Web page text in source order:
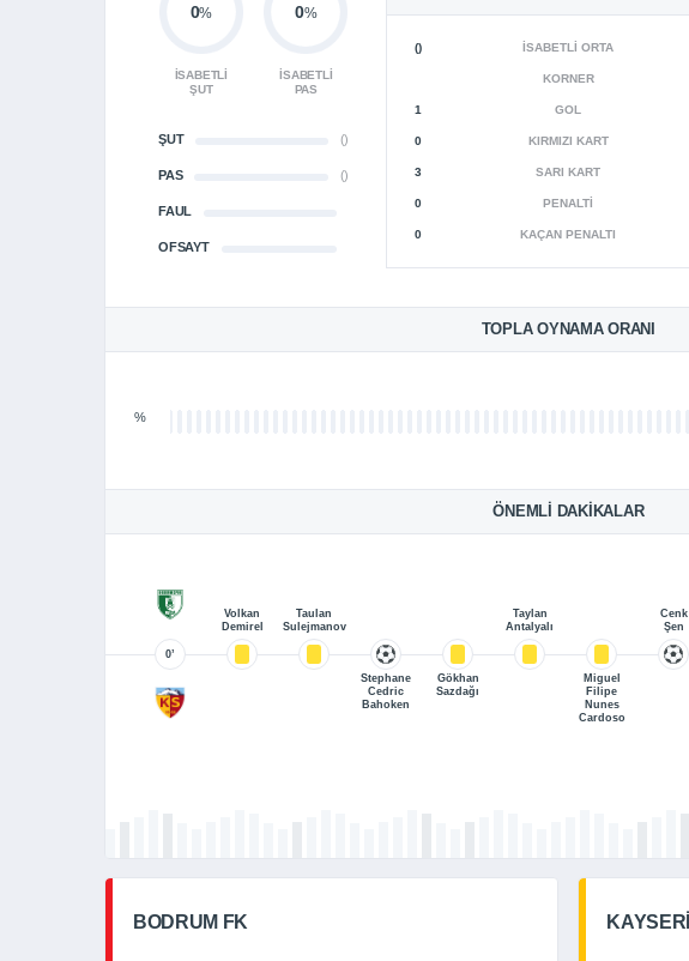
() İSABETLI ORTA
KORNER
1 GOL
0 KIRMIZI KART
3 SARI KART
0 PENALTI
0 KAÇAN PENALTI
0%
İSABETLI
ŞUT
0%
İSABETLI
PAS
ŞUT ()
PAS ()
FAUL
OFSAYT
TOPLA OYNAMA ORANI
%
ÖNEMLI DAKIKALAR
0’
Volkan
Demirel
Taulan
Sulejmanov
Stephane
Cedric
Bahoken
Gökhan
Sazdağı
Taylan
Antalyalı
Miguel
Filipe
Nunes
Cardoso
Cenk
Şen
BODRUM FK